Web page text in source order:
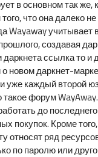
в основном так же,
что она далеко
Wayaway учитывает
создавая
даркнета ссылка то и
новом даркнет-
уже каждый второй
такое форум
до
покупок. Кроме
относят ряд
по паролю или